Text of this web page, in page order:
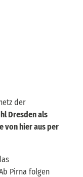
der
Dresden als
von hier aus per
Pirna folgen